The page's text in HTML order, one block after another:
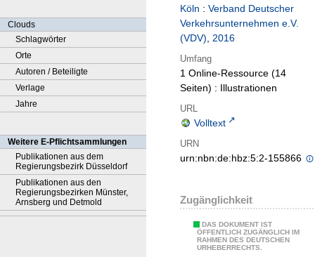
Clouds
Schlagwörter
Orte
Autoren / Beteiligte
Verlage
Jahre
Weitere E-Pflichtsammlungen
Publikationen aus dem
Regierungsbezirk Düsseldorf
Publikationen aus den
Regierungsbezirken Münster,
Arnsberg und Detmold
Köln : Verband Deutscher
Verkehrsunternehmen e.V.
(VDV), 2016
Umfang
1 Online-Ressource (14
Seiten) : Illustrationen
URL
Volltext
URN
urn:nbn:de:hbz:5:2-155866
Zugänglichkeit
DAS DOKUMENT IST
ÖFFENTLICH ZUGÄNGLICH IM
RAHMEN DES DEUTSCHEN
URHEBERRECHTS.